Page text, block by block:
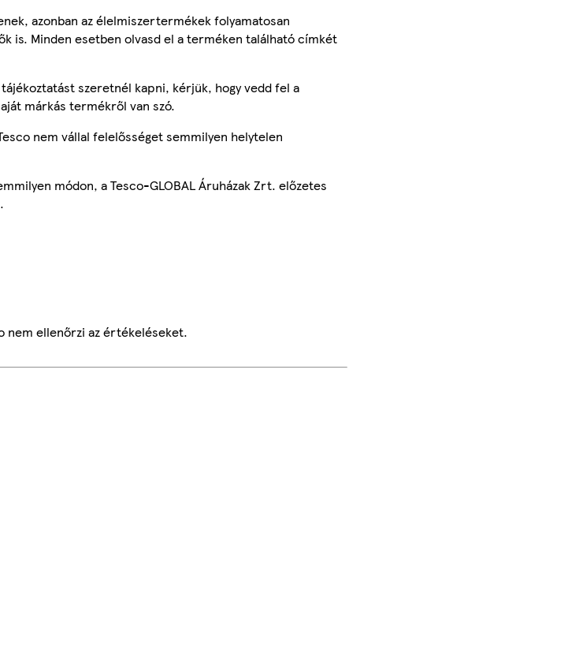
azonban az élelmiszertermékek folyamatosan
is. Minden esetben olvasd el a terméken található címkét
szeretnél kapni, kérjük, hogy vedd fel a
márkás termékről van szó.
nem vállal felelősséget semmilyen helytelen
módon, a Tesco-GLOBAL Áruházak Zrt. előzetes
nem ellenőrzi az értékeléseket.